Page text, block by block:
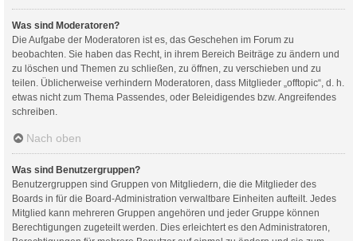
Was sind Moderatoren?
Die Aufgabe der Moderatoren ist es, das Geschehen im Forum zu
beobachten. Sie haben das Recht, in ihrem Bereich Beiträge zu ändern und
zu löschen und Themen zu schließen, zu öffnen, zu verschieben und zu
teilen. Üblicherweise verhindern Moderatoren, dass Mitglieder „offtopic“, d. h.
etwas nicht zum Thema Passendes, oder Beleidigendes bzw. Angreifendes
schreiben.
Nach oben
Was sind Benutzergruppen?
Benutzergruppen sind Gruppen von Mitgliedern, die die Mitglieder des
Boards in für die Board-Administration verwaltbare Einheiten aufteilt. Jedes
Mitglied kann mehreren Gruppen angehören und jeder Gruppe können
Berechtigungen zugeteilt werden. Dies erleichtert es den Administratoren,